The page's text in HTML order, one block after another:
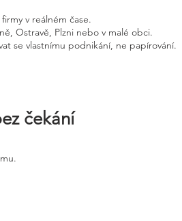
v reálném čase.
Ostravě, Plzni nebo v malé obci.
se vlastnímu podnikání, ne papírování.
čekání